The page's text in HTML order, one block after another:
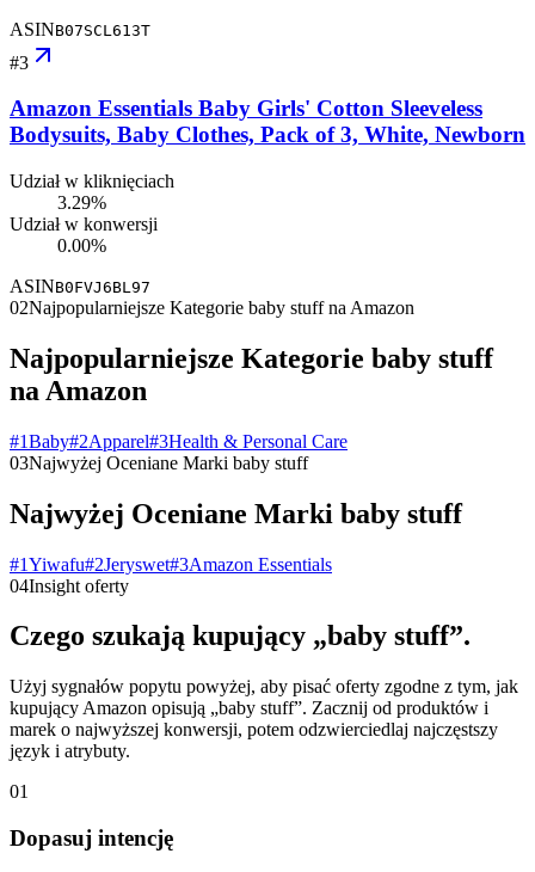
ASINB07SCL613T
#3
Amazon Essentials Baby Girls' Cotton Sleeveless
Bodysuits, Baby Clothes, Pack of 3, White, Newborn
Udział w kliknięciach
3.29%
Udział w konwersji
0.00%
ASINB0FVJ6BL97
02Najpopularniejsze Kategorie baby stuff na Amazon
Najpopularniejsze Kategorie baby stuff
na Amazon
#1Baby#2Apparel#3Health & Personal Care
03Najwyżej Oceniane Marki baby stuff
Najwyżej Oceniane Marki baby stuff
#1Yiwafu#2Jeryswet#3Amazon Essentials
04Insight oferty
Czego szukają kupujący „baby stuff”.
Użyj sygnałów popytu powyżej, aby pisać oferty zgodne z tym, jak
kupujący Amazon opisują „baby stuff”. Zacznij od produktów i
marek o najwyższej konwersji, potem odzwierciedlaj najczęstszy
język i atrybuty.
01
Dopasuj intencję